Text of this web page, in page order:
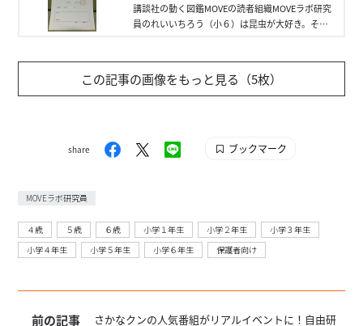
「新たな世界へ誘われる」の巻
講談社の動く図鑑MOVEの読者組織MOVEラボ研究
員のれいいちろう（小６）は昆虫が大好き。そん
この記事の画像をもっと見る（5枚）
share ブックマーク
MOVEラボ研究員
４歳 ５歳 ６歳 小学１年生 小学２年生
小学３年生
小学４年生
小学５年生 小学６年生 保護者向け
前の記事 さかなクンの人気番組がリアルイベントに！自由研